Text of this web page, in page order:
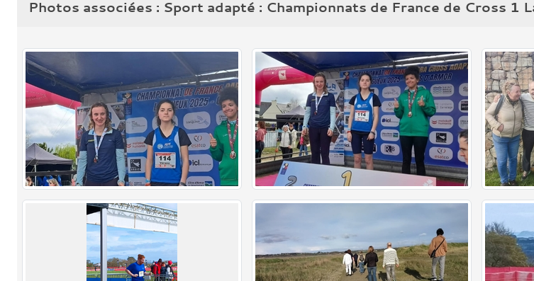
Photos associées : Sport adapté : Championnats de France de Cross 1